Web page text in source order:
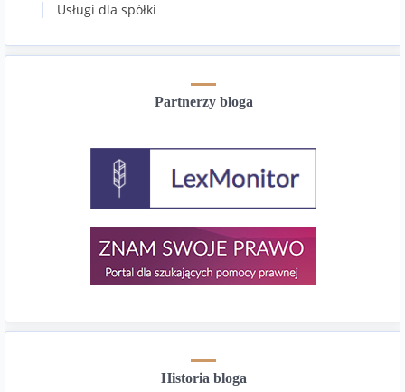
Usługi dla spółki
Partnerzy bloga
Historia bloga